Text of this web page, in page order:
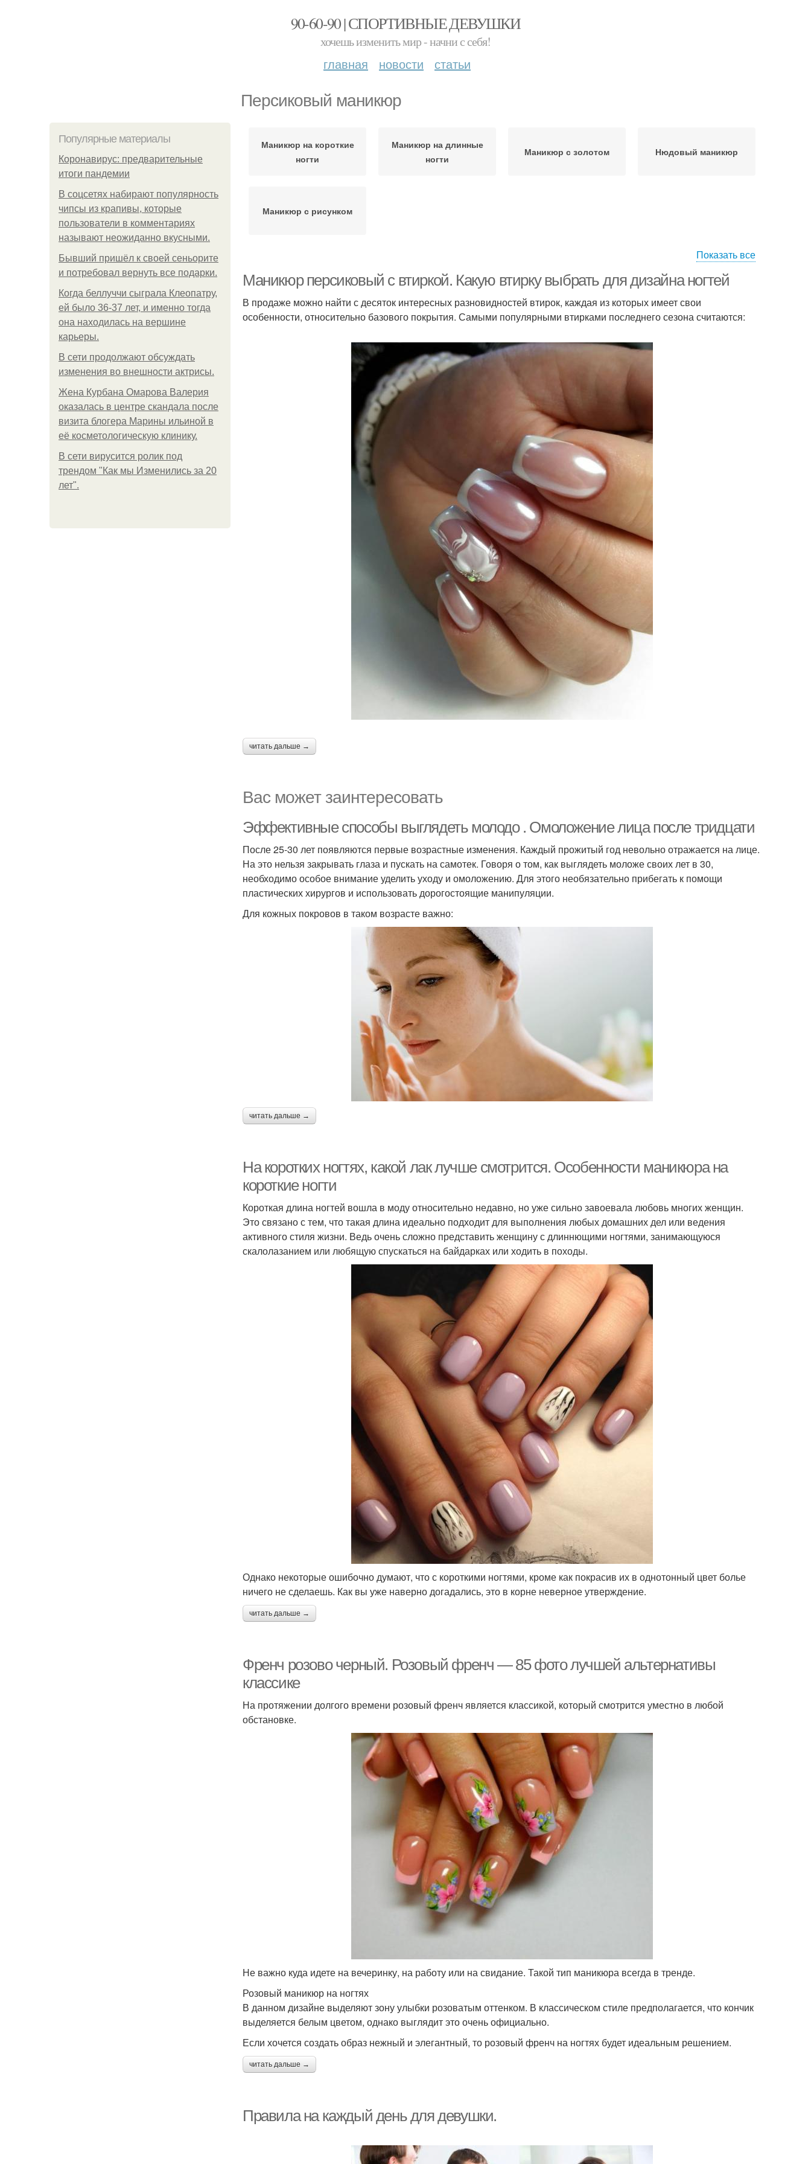
90-60-90 | СПОРТИВНЫЕ ДЕВУШКИ
хочешь изменить мир - начни с себя!
главная новости статьи
Персиковый маникюр
Популярные материалы
Коронавирус: предварительные
итоги пандемии
В соцсетях набирают популярность
чипсы из крапивы, которые
пользователи в комментариях
называют неожиданно вкусными.
Бывший пришёл к своей сеньорите
и потребовал вернуть все подарки.
Когда беллуччи сыграла Клеопатру,
ей было 36-37 лет, и именно тогда
она находилась на вершине
карьеры.
В сети продолжают обсуждать
изменения во внешности актрисы.
Жена Курбана Омарова Валерия
оказалась в центре скандала после
визита блогера Марины ильиной в
её косметологическую клинику.
В сети вирусится ролик под
трендом "Как мы Изменились за 20
лет".
Маникюр на короткие
ногти
Маникюр на длинные
ногти
Маникюр с золотом Нюдовый маникюр
Маникюр с рисунком
Показать все
Маникюр персиковый с втиркой. Какую втирку выбрать для дизайна ногтей
В продаже можно найти с десяток интересных разновидностей втирок, каждая из которых имеет свои
особенности, относительно базового покрытия. Самыми популярными втирками последнего сезона считаются:
читать дальше →
Вас может заинтересовать
Эффективные способы выглядеть молодо . Омоложение лица после тридцати
После 25-30 лет появляются первые возрастные изменения. Каждый прожитый год невольно отражается на лице.
На это нельзя закрывать глаза и пускать на самотек. Говоря о том, как выглядеть моложе своих лет в 30,
необходимо особое внимание уделить уходу и омоложению. Для этого необязательно прибегать к помощи
пластических хирургов и использовать дорогостоящие манипуляции.
Для кожных покровов в таком возрасте важно:
читать дальше →
На коротких ногтях, какой лак лучше смотрится. Особенности маникюра на
короткие ногти
Короткая длина ногтей вошла в моду относительно недавно, но уже сильно завоевала любовь многих женщин.
Это связано с тем, что такая длина идеально подходит для выполнения любых домашних дел или ведения
активного стиля жизни. Ведь очень сложно представить женщину с длиннющими ногтями, занимающуюся
скалолазанием или любящую спускаться на байдарках или ходить в походы.
Однако некоторые ошибочно думают, что с короткими ногтями, кроме как покрасив их в однотонный цвет болье
ничего не сделаешь. Как вы уже наверно догадались, это в корне неверное утверждение.
читать дальше →
Френч розово черный. Розовый френч — 85 фото лучшей альтернативы
классике
На протяжении долгого времени розовый френч является классикой, который смотрится уместно в любой
обстановке.
Не важно куда идете на вечеринку, на работу или на свидание. Такой тип маникюра всегда в тренде.
Розовый маникюр на ногтях
В данном дизайне выделяют зону улыбки розоватым оттенком. В классическом стиле предполагается, что кончик
выделяется белым цветом, однако выглядит это очень официально.
Если хочется создать образ нежный и элегантный, то розовый френч на ногтях будет идеальным решением.
читать дальше →
Правила на каждый день для девушки.